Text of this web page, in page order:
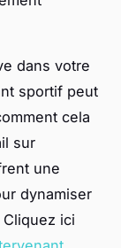
dans votre
sportif peut
cela
sur
une
dynamiser
ici